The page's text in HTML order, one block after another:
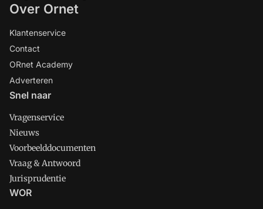
Over Ornet
Klantenservice
Contact
ORnet Academy
Adverteren
Snel naar
Vragenservice
Nieuws
Voorbeelddocumenten
Vraag & Antwoord
Jurisprudentie
WOR